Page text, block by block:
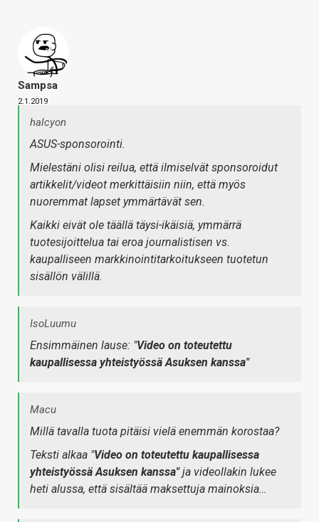
Sampsa
2.1.2019
halcyon
ASUS-sponsorointi.
Mielestäni olisi reilua, että ilmiselvät sponsoroidut
artikkelit/videot merkittäisiin niin, että myös
nuoremmat lapset ymmärtävät sen.
Kaikki eivät ole täällä täysi-ikäisiä, ymmärrä
tuotesijoittelua tai eroa journalistisen vs.
kaupalliseen markkinointitarkoitukseen tuotetun
sisällön välillä.
IsoLuumu
Ensimmäinen lause: "Video on toteutettu
kaupallisessa yhteistyössä Asuksen kanssa"
Macu
Millä tavalla tuota pitäisi vielä enemmän korostaa?
Teksti alkaa "Video on toteutettu kaupallisessa
yhteistyössä Asuksen kanssa"ja videollakin lukee
heti alussa, että sisältää maksettuja mainoksia…